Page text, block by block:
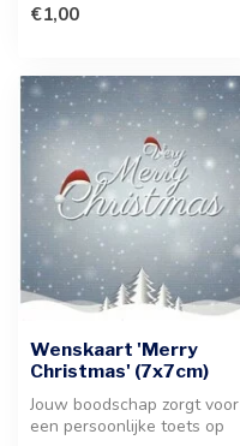
€1,00
Wenskaart 'Merry
Christmas' (7x7cm)
Jouw boodschap zorgt voor
een persoonlijke toets op